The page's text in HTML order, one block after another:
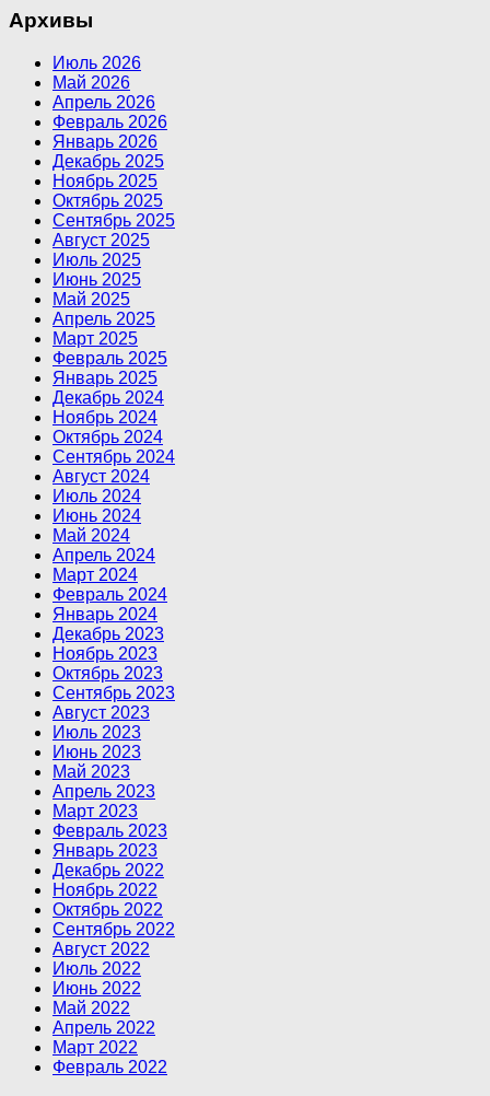
Архивы
Июль 2026
Май 2026
Апрель 2026
Февраль 2026
Январь 2026
Декабрь 2025
Ноябрь 2025
Октябрь 2025
Сентябрь 2025
Август 2025
Июль 2025
Июнь 2025
Май 2025
Апрель 2025
Март 2025
Февраль 2025
Январь 2025
Декабрь 2024
Ноябрь 2024
Октябрь 2024
Сентябрь 2024
Август 2024
Июль 2024
Июнь 2024
Май 2024
Апрель 2024
Март 2024
Февраль 2024
Январь 2024
Декабрь 2023
Ноябрь 2023
Октябрь 2023
Сентябрь 2023
Август 2023
Июль 2023
Июнь 2023
Май 2023
Апрель 2023
Март 2023
Февраль 2023
Январь 2023
Декабрь 2022
Ноябрь 2022
Октябрь 2022
Сентябрь 2022
Август 2022
Июль 2022
Июнь 2022
Май 2022
Апрель 2022
Март 2022
Февраль 2022